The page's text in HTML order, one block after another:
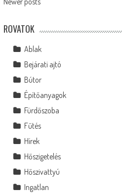
Posts
navigation
ROVATOK
Ablak
Bejárati ajtó
Bútor
Építőanyagok
Fürdőszoba
Fűtés
Hírek
Hőszigetelés
Hőszivattyú
Ingatlan